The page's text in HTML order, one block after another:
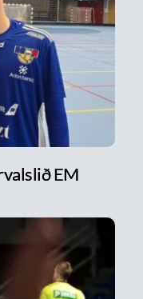
EM